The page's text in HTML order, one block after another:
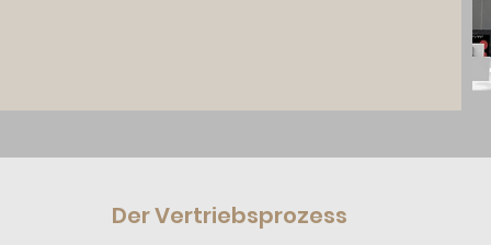
Der Vertriebsprozess